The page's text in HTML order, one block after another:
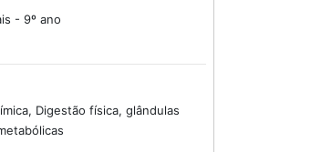
- 9º ano
Digestão física, glândulas